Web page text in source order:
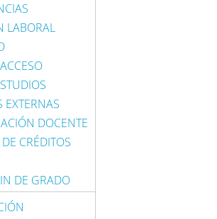
LABORAL
EXTERNAS
DOCENTE
CRÉDITOS
DE GRADO